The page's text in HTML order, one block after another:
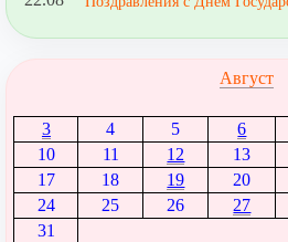
Август
3
4 5 6
10
11 12 13
17
18 19 20
24
25 26 27
31